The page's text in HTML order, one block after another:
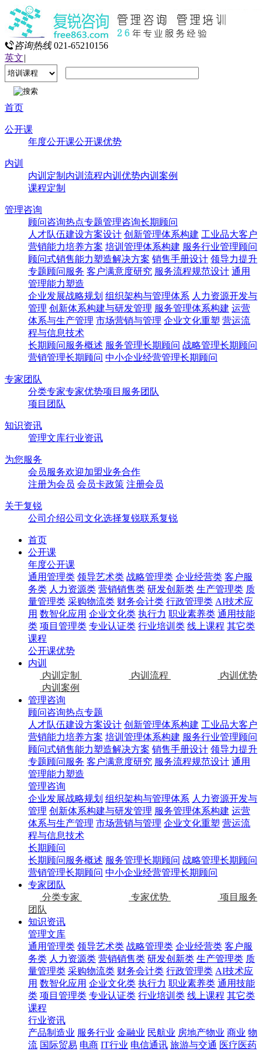
咨询热线 021-65210156
英文|
首页
公开课
年度公开课公开课优势
内训
内训定制 内训流程内训优势内训案例
课程定制
管理咨询
顾问咨询热点专题管理咨询长期顾问
人才队伍建设方案设计 创新管理体系构建 工业品大客户
营销能力培养方案 培训管理体系构建 服务行业管理顾问
顾问式销售能力塑造解决方案 销售手册设计 领导力提升
专题顾问服务 客户满意度研究 服务流程规范设计 通用
管理能力塑造
企业发展战略规划 组织架构与管理体系 人力资源开发与
管理 创新体系构建与研发管理 服务管理体系构建 运营
体系与生产管理 市场营销与管理 企业文化重塑 营运流
程与信息技术
长期顾问服务概述 服务管理长期顾问 战略管理长期顾问
营销管理长期顾问 中小企业经营管理长期顾问
专家团队
分类专家专家优势项目服务团队
项目团队
知识资讯
管理文库行业资讯
为您服务
会员服务欢迎加盟业务合作
注册为会员 会员卡政策 注册会员
关于复锐
公司介绍公司文化选择复锐联系复锐
首页
公开课
年度公开课
通用管理类 领导艺术类 战略管理类 企业经营类 客户服
务类 人力资源类 营销销售类 研发创新类 生产管理类 质
量管理类 采购物流类 财务会计类 行政管理类 AI技术应
用 数智化应用 企业文化类 执行力 职业素养类 通用技能
类 项目管理类 专业认证类 行业培训类 线上课程 其它类
课程
公开课优势
内训
内训定制
内训流程
内训优势
内训案例
管理咨询
顾问咨询热点专题
人才队伍建设方案设计 创新管理体系构建 工业品大客户
营销能力培养方案 培训管理体系构建 服务行业管理顾问
顾问式销售能力塑造解决方案 销售手册设计 领导力提升
专题顾问服务 客户满意度研究 服务流程规范设计 通用
管理能力塑造
管理咨询
企业发展战略规划 组织架构与管理体系 人力资源开发与
管理 创新体系构建与研发管理 服务管理体系构建 运营
体系与生产管理 市场营销与管理 企业文化重塑 营运流
程与信息技术
长期顾问
长期顾问服务概述 服务管理长期顾问 战略管理长期顾问
营销管理长期顾问 中小企业经营管理长期顾问
专家团队
分类专家
专家优势
项目服务
团队
知识资讯
管理文库
通用管理类 领导艺术类 战略管理类 企业经营类 客户服
务类 人力资源类 营销销售类 研发创新类 生产管理类 质
量管理类 采购物流类 财务会计类 行政管理类 AI技术应
用 数智化应用 企业文化类 执行力 职业素养类 通用技能
类 项目管理类 专业认证类 行业培训类 线上课程 其它类
课程
行业资讯
产品制造业 服务行业 金融业 民航业 房地产物业 商业 物
流 国际贸易 电商 IT行业 电信通讯 旅游与交通 医疗医药